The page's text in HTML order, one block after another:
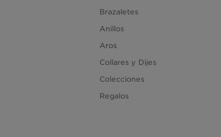
Brazaletes
Anillos
Aros
Collares y Dijes
Colecciones
Regalos